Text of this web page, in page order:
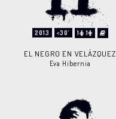
2013 <30' 1 1
EL NEGRO EN VELÁZQUEZ
Eva Hibernia